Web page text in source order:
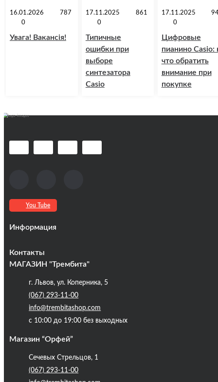
Увага! Вакансія!
16.01.2026
787
0
Типичные
ошибки при
выборе
синтезатора
Casio
17.11.2025
861
0
Цифровые
пианино Casio:
что обратить
внимание при
покупке
17.11.2025
0
You Tube
Информация
Контакты
Публічна оферта
Бренди
Блог
Контакты
МАГАЗИН "Трембита"
г. Львов, ул. Коперника, 5
(067) 293-11-00
info@trembitashop.com
с 10:00 до 19:00 без выходных
Магазин “Орфей”
Сечевых Стрельцов, 1
(067) 293-11-00